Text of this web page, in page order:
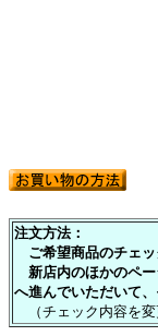
注文方法：
ご希望商品のチェッ
新店内のほかのペー
へ進んでいただいて
（チェック内容を変